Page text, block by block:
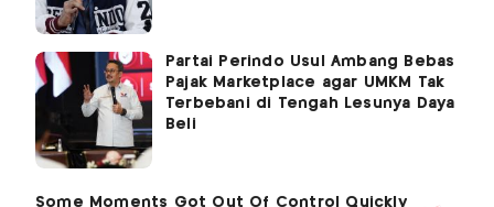
Partai Perindo Usul Ambang Bebas
Pajak Marketplace agar UMKM Tak
Terbebani di Tengah Lesunya Daya
Beli